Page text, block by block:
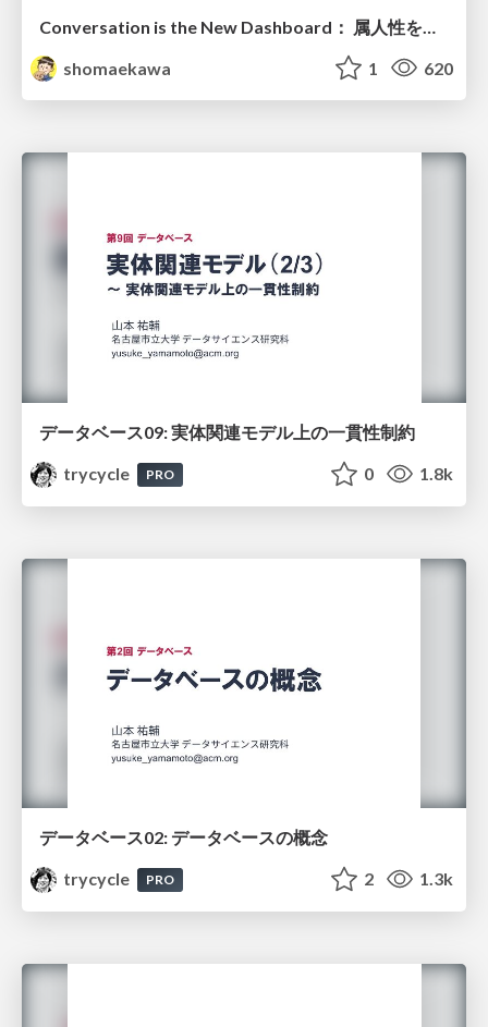
shomaekawa
1 620
データベース09: 実体関連モデル上の一貫性制約
trycycle
PRO 0 1.8k
データベース02: データベースの概念
trycycle
PRO 2 1.3k